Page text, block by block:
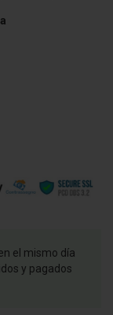
el mismo día
y pagados